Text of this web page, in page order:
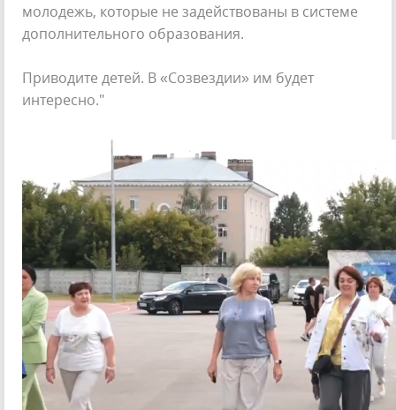
молодежь, которые не задействованы в системе
дополнительного образования.
Приводите детей. В «Созвездии» им будет
интересно."